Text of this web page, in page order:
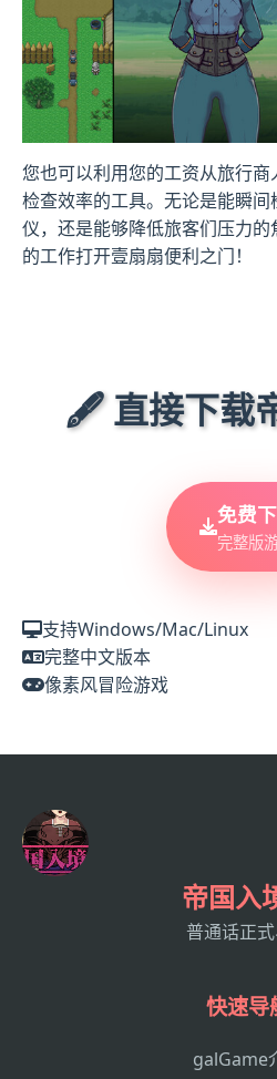
您也可以利用您的工资从旅行
检查效率的工具。无论是能瞬
仪，还是能够降低旅客们压力
的工作打开壹扇扇便利之门！
🖋️ 直接下载
免费
完整版
支持Windows/Mac/Linux
完整中文版本
像素风冒险游戏
帝国入
普通话正
快速导
galGame